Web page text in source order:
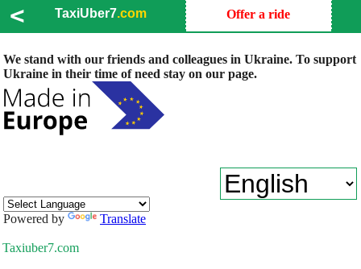
< TaxiUber7.com Offer a ride
We stand with our friends and colleagues in Ukraine. To support
Ukraine in their time of need stay on our page.
Powered by Translate
Taxiuber7.com